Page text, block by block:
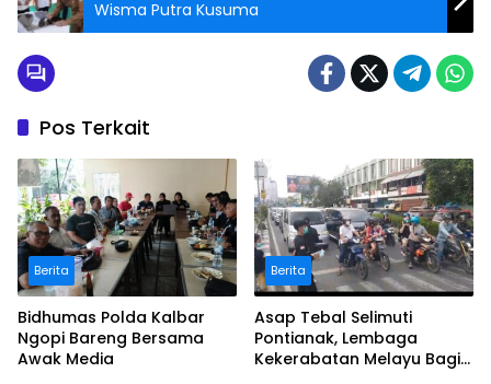
Wisma Putra Kusuma
Pos Terkait
Berita
Bidhumas Polda Kalbar
Ngopi Bareng Bersama
Awak Media
Berita
Asap Tebal Selimuti
Pontianak, Lembaga
Kekerabatan Melayu Bagi